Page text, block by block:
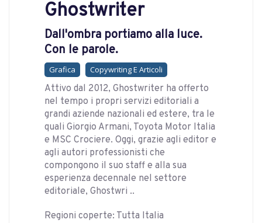
Ghostwriter
Dall'ombra portiamo alla luce.
Con le parole.
Grafica Copywriting E Articoli
Attivo dal 2012, Ghostwriter ha offerto
nel tempo i propri servizi editoriali a
grandi aziende nazionali ed estere, tra le
quali Giorgio Armani, Toyota Motor Italia
e MSC Crociere. Oggi, grazie agli editor e
agli autori professionisti che
compongono il suo staff e alla sua
esperienza decennale nel settore
editoriale, Ghostwri ..
Regioni coperte: Tutta Italia